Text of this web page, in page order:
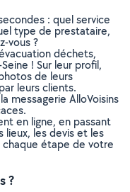
: quel service
type de prestataire,
vous ?
déchets,
! Sur leur profil,
de leurs
leurs clients.
messagerie AlloVoisins
en ligne, en passant
lieux, les devis et les
chaque étape de votre
?